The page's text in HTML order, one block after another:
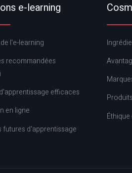
e-learning
l'e-learning
recommandées
efficaces
en ligne
futures d'apprentissage